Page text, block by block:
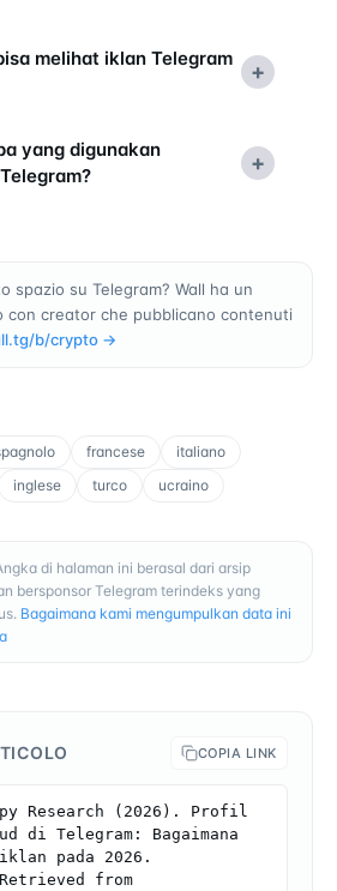
melihat iklan Telegram
+
yang digunakan
+
spazio su Telegram? Wall ha un
con creator che pubblicano contenuti
b/crypto →
francese
italiano
inglese turco ucraino
di halaman ini berasal dari arsip
bersponsor Telegram terindeks yang
Bagaimana kami mengumpulkan data ini
COPIA LINK
Research (2026). Profil
di Telegram: Bagaimana
pada 2026.
from